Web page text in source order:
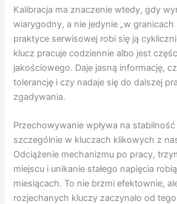
Kalibracja ma znaczenie wtedy, gdy
wiarygodny, a nie jedynie „w granicach
praktyce serwisowej robi się ją
klucz pracuje codziennie albo jest
jakościowego. Daje jasną informację,
tolerancję i czy nadaje się do dalszej
zgadywania.
Przechowywanie wpływa na
szczególnie w kluczach klikowych z
Odciążenie mechanizmu po pracy,
miejscu i unikanie stałego napięcia
miesiącach. To nie brzmi efektownie,
rozjechanych kluczy zaczynało od